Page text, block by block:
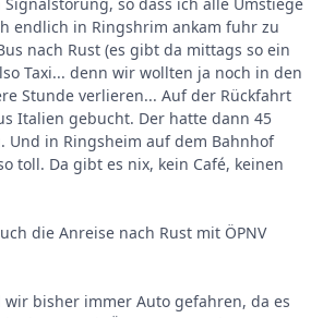
endlich in Ringshrim ankam fuhr zu
nach Rust (es gibt da mittags so ein
Taxi... denn wir wollten ja noch in den
Stunde verlieren... Auf der Rückfahrt
Italien gebucht. Der hatte dann 45
Und in Ringsheim auf dem Bahnhof
toll. Da gibt es nix, kein Café, keinen
die Anreise nach Rust mit ÖPNV
bisher immer Auto gefahren, da es